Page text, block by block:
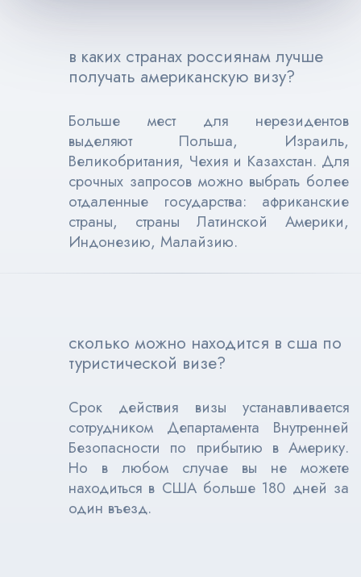
в каких странах россиянам лучше
получать американскую визу?
Больше мест для нерезидентов
выделяют Польша, Израиль,
Великобритания, Чехия и Казахстан. Для
срочных запросов можно выбрать более
отдаленные государства: африканские
страны, страны Латинской Америки,
Индонезию, Малайзию.
сколько можно находится в сша по
туристической визе?
Срок действия визы устанавливается
сотрудником Департамента Внутренней
Безопасности по прибытию в Америку.
Но в любом случае вы не можете
находиться в США больше 180 дней за
один въезд.